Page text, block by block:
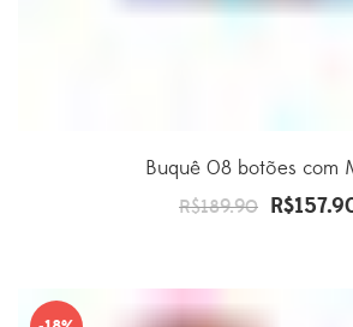
Buquê 08 botões com
R$189.90
O
R$